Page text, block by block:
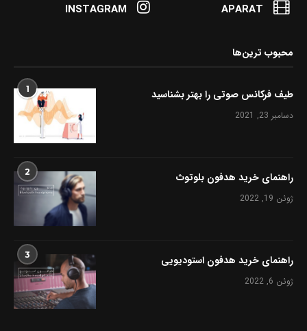
APARAT
INSTAGRAM
محبوب ترین‌ها
1 طیف فرکانس صوتی را بهتر بشناسید
دسامبر 23, 2021
2 راهنمای خرید هدفون بلوتوث
ژوئن 19, 2022
3 راهنمای خرید هدفون استودیویی
ژوئن 6, 2022